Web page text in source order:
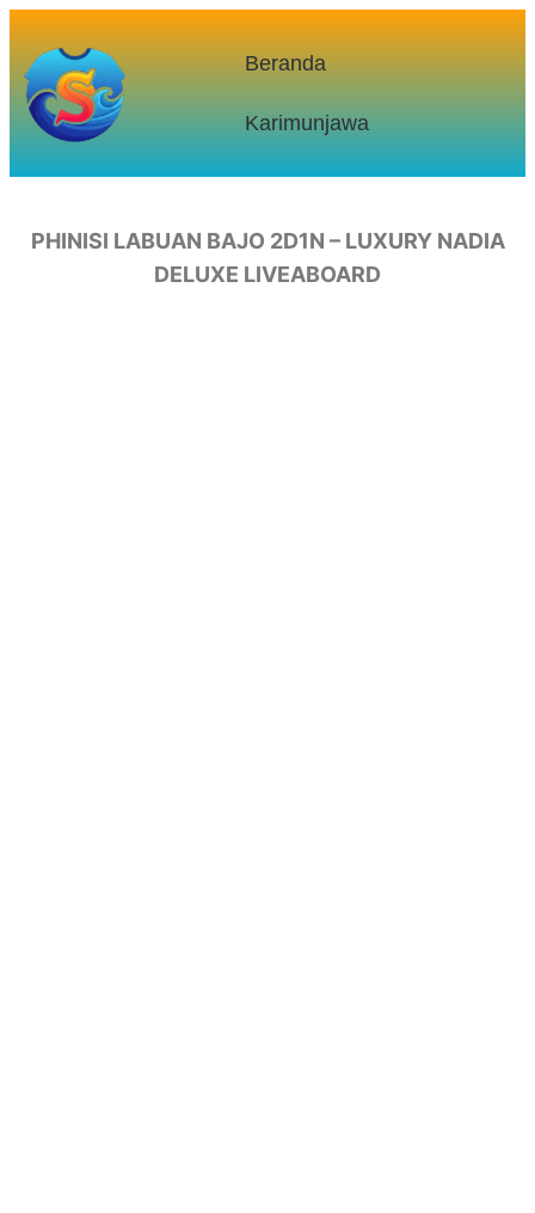
Beranda
Karimunjawa
PHINISI LABUAN BAJO 2D1N – LUXURY NADIA
DELUXE LIVEABOARD